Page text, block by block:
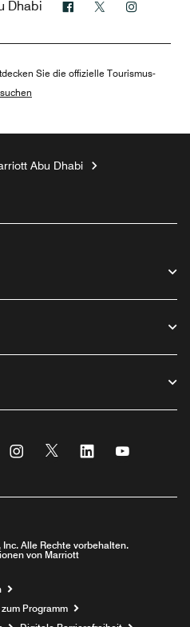
Dhabi Facebook
Twitter
Sie die offizielle Tourismus-
Abu Dhabi
a new window
Instagram
Opens a new window
Twitter
Opens a new window
Linkedin
Opens a new
Opens a
Alle Rechte vorbehalten.
von Marriott
Programm